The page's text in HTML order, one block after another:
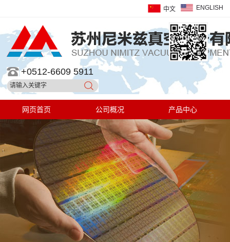
ENGLISH
中文
+0512-6609 5911
网页首页 公司概况 产品中心